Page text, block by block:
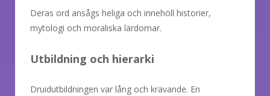
Deras ord ansågs heliga och innehöll historier,
mytologi och moraliska lärdomar.
Utbildning och hierarki
Druidutbildningen var lång och krävande. En